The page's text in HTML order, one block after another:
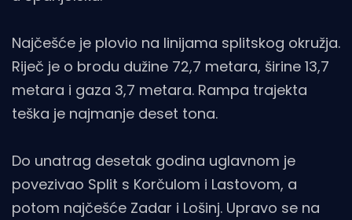
Najčešće je plovio na linijama splitskog okružja.
Riječ je o brodu dužine 72,7 metara, širine 13,7
metara i gaza 3,7 metara. Rampa trajekta
teška je najmanje deset tona.
Do unatrag desetak godina uglavnom je
povezivao Split s Korčulom i Lastovom, a
potom najčešće Zadar i Lošinj. Upravo se na